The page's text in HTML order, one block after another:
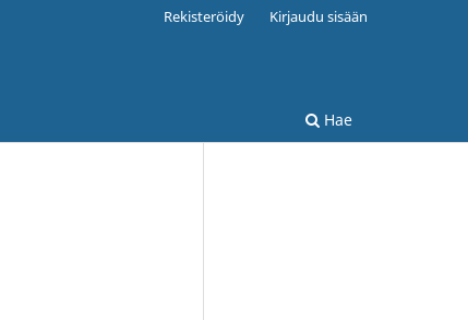
Hae
Rekisteröidy Kirjaudu sisään